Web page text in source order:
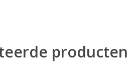
producten